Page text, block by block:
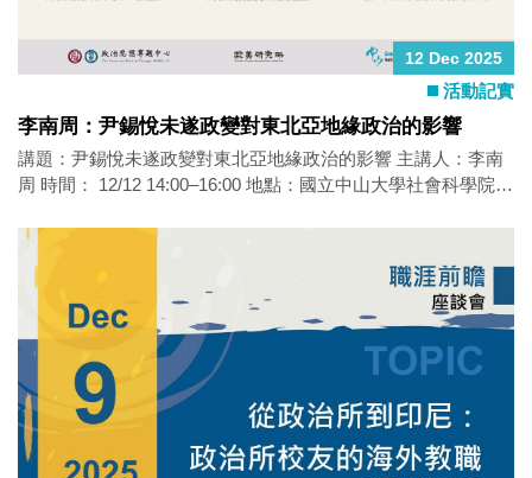
12 Dec 2025
活動記實
李南周：尹錫悅未遂政變對東北亞地緣政治的影響
講題：尹錫悅未遂政變對東北亞地緣政治的影響 主講人：李南
周 時間： 12/12 14:00–16:00 地點：國立中山大學社會科學院
究專題中心、中央研究院歐美研究所、中山大學政治學研究所